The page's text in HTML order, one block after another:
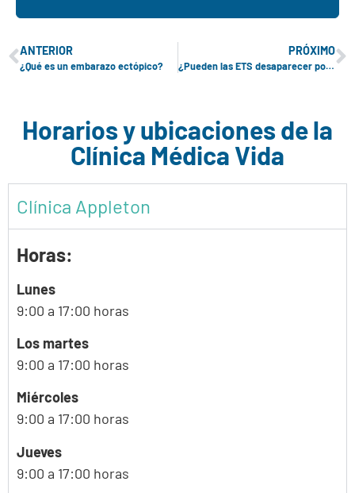
ANTERIOR
¿Qué es un embarazo ectópico?
PRÓXIMO
¿Pueden las ETS desaparecer por sí solas?
Horarios y ubicaciones de la
Clínica Médica Vida
Clínica Appleton
Horas:
Lunes
9:00 a 17:00 horas
Los martes
9:00 a 17:00 horas
Miércoles
9:00 a 17:00 horas
Jueves
9:00 a 17:00 horas